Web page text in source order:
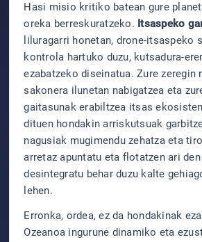
Hasi misio kritiko batean gure
oreka berreskuratzeko. Itsaspeko
liluragarri honetan, drone-itsaspeko
kontrola hartuko duzu, kutsadura-
ezabatzeko diseinatua. Zure zeregin
sakonera ilunetan nabigatzea eta
gaitasunak erabiltzea itsas
dituen hondakin arriskutsuak
nagusiak mugimendu zehatza eta
arretaz apuntatu eta flotatzen ari
desintegratu behar duzu kalte
lehen.
Erronka, ordea, ez da hondakinak
Ozeanoa ingurune dinamiko eta